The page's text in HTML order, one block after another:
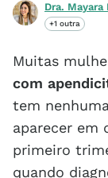
Dra. Mayara
+1 outra
Muitas
com
tem
aparecer em
primeiro
quando